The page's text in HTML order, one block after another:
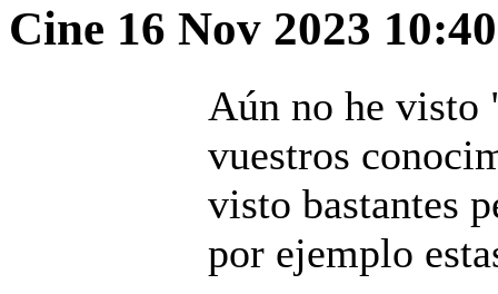
Cine 16 Nov 2023
Aún no he visto
vuestros
visto bastantes
por ejemplo